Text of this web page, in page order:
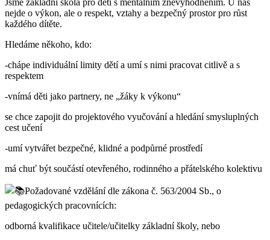
nejde o výkon, ale o respekt, vztahy a bezpečný prostor pro růst
každého dítěte.
Hledáme někoho, kdo:
-chápe individuální limity dětí a umí s nimi pracovat citlivě a s
respektem
-vnímá děti jako partnery, ne „žáky k výkonu“
se chce zapojit do projektového vyučování a hledání smysluplných
cest učení
-umí vytvářet bezpečné, klidné a podpůrné prostředí
má chuť být součástí otevřeného, rodinného a přátelského kolektivu
Požadované vzdělání dle zákona č. 563/2004 Sb., o
pedagogických pracovnících:
odborná kvalifikace učitele/učitelky základní školy, nebo